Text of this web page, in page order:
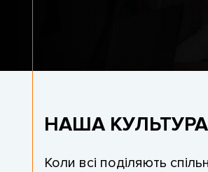
НАША КУЛЬТУРА
Коли всі поділяють